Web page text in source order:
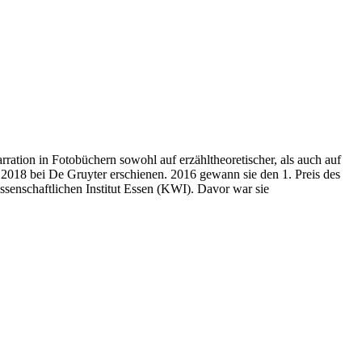
in Fotobüchern sowohl auf erzähltheoretischer, als auch auf
bei De Gruyter erschienen. 2016 gewann sie den 1. Preis des
Institut Essen (KWI). Davor war sie